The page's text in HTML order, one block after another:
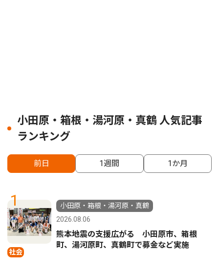
小田原・箱根・湯河原・真鶴 人気記事
ランキング
前日 1週間 1か月
1
社会
小田原・箱根・湯河原・真鶴
2026.08.06
熊本地震の支援広がる 小田原市、箱根
町、湯河原町、真鶴町で募金など実施